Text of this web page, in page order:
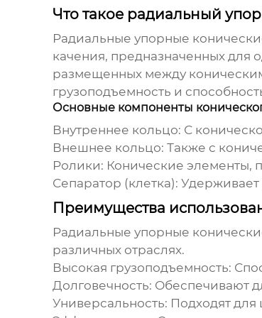
Что такое радиальный
Радиальные упорные
качения, предназначенных для
размещенных между
грузоподъемность и
Основные компоненты
Внутреннее кольцо: С
Внешнее кольцо: Также с
Ролики: Конические элементы,
Сепаратор (клетка): Удерживает
Преимущества
Радиальные упорные
различных отраслях.
Высокая грузоподъемность:
Долговечность: Обеспечивают
Универсальность: Подходят